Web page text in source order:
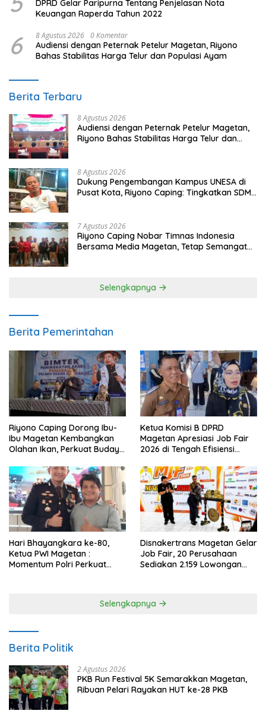
DPRD Gelar Paripurna Tentang Penjelasan Nota
Keuangan Raperda Tahun 2022
6 8 Agustus 2026 0 Komentar
Audiensi dengan Peternak Petelur Magetan, Riyono
Bahas Stabilitas Harga Telur dan Populasi Ayam
Berita Terbaru
8 Agustus 2026
Audiensi dengan Peternak Petelur Magetan,
Riyono Bahas Stabilitas Harga Telur dan
8 Agustus 2026
Dukung Pengembangan Kampus UNESA di
Pusat Kota, Riyono Caping: Tingkatkan SDM
7 Agustus 2026
Riyono Caping Nobar Timnas Indonesia
Bersama Media Magetan, Tetap Semangat
Selengkapnya
Berita Pemerintahan
Riyono Caping Dorong Ibu-
Ibu Magetan Kembangkan
Olahan Ikan, Perkuat Budaya
Ketua Komisi B DPRD
Magetan Apresiasi Job Fair
2026 di Tengah Efisiensi
Hari Bhayangkara ke-80,
Ketua PWI Magetan :
Momentum Polri Perkuat
Disnakertrans Magetan Gelar
Job Fair, 20 Perusahaan
Sediakan 2.159 Lowongan
Selengkapnya
Berita Politik
2 Agustus 2026
PKB Run Festival 5K Semarakkan Magetan,
Ribuan Pelari Rayakan HUT ke-28 PKB